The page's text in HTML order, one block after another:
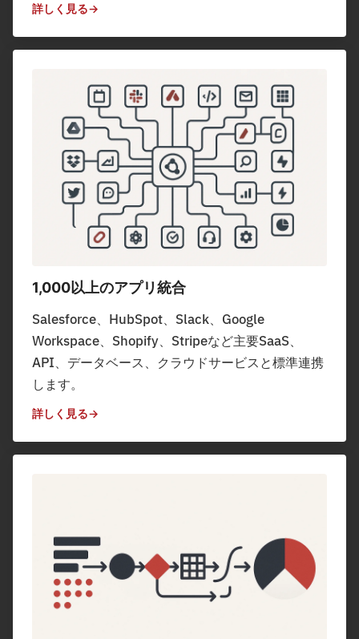
詳しく見る
1,000以上のアプリ統合
Salesforce、HubSpot、Slack、Google
Workspace、Shopify、Stripeなど主要SaaS、
API、データベース、クラウドサービスと標準連携
します。
詳しく見る